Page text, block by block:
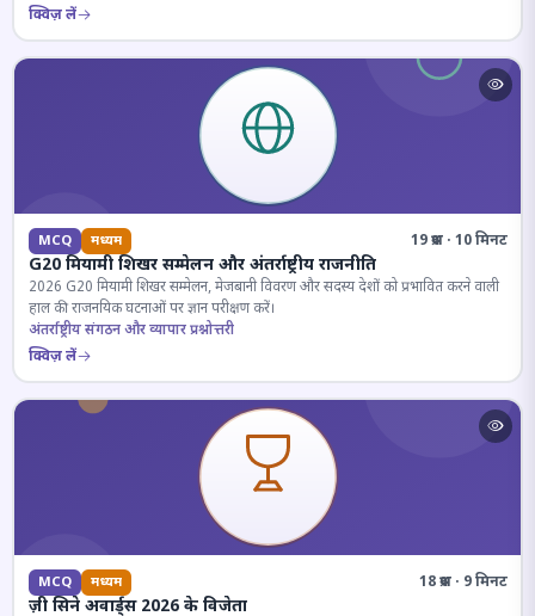
क्विज़ लें
MCQ मध्यम 19 प्रश्न · 10 मिनट
G20 मियामी शिखर सम्मेलन और अंतर्राष्ट्रीय राजनीति
2026 G20 मियामी शिखर सम्मेलन, मेजबानी विवरण और सदस्य देशों को प्रभावित करने वाली
हाल की राजनयिक घटनाओं पर ज्ञान परीक्षण करें।
अंतर्राष्ट्रीय संगठन और व्यापार प्रश्नोत्तरी
क्विज़ लें
MCQ मध्यम 18 प्रश्न · 9 मिनट
ज़ी सिने अवार्ड्स 2026 के विजेता